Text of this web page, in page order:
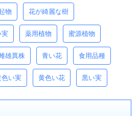
物 花が綺麗な樹
実 薬用植物 蜜源植物
雄異株 青い花 食用品種
色い実 黄色い花 黒い実